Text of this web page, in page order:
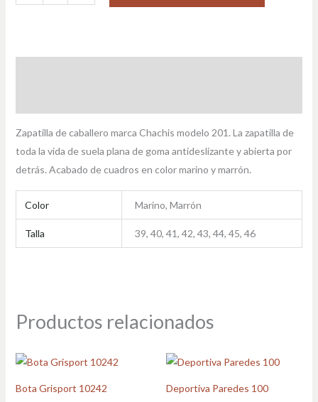
Zapatilla de caballero marca Chachis modelo 201. La zapatilla de
toda la vida de suela plana de goma antideslizante y abierta por
detrás. Acabado de cuadros en color marino y marrón.
Color Marino, Marrón
Talla 39, 40, 41, 42, 43, 44, 45, 46
Productos relacionados
Bota Grisport 10242 Deportiva Paredes 100